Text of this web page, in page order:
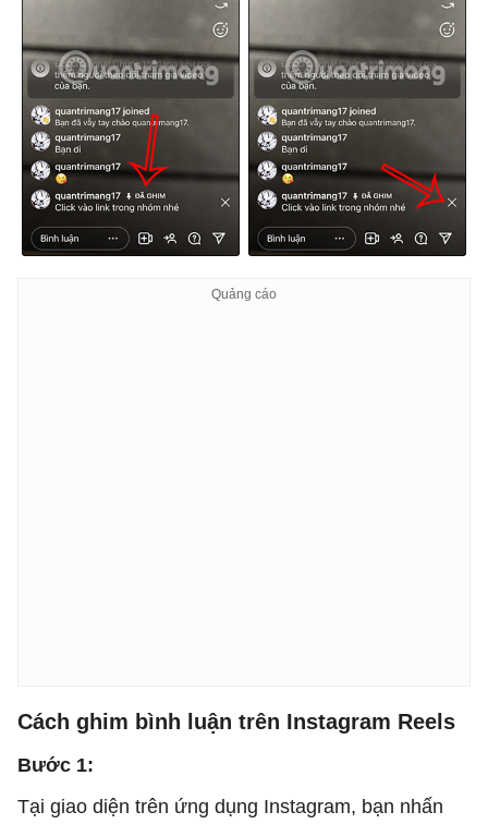
Cách ghim bình luận trên Instagram Reels
Bước 1:
Tại giao diện trên ứng dụng Instagram, bạn nhấn